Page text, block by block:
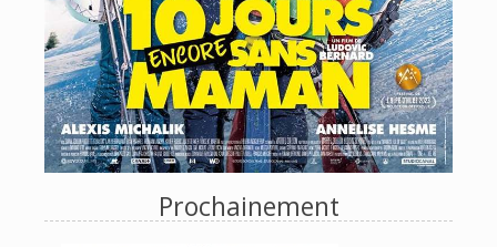
Prochainement